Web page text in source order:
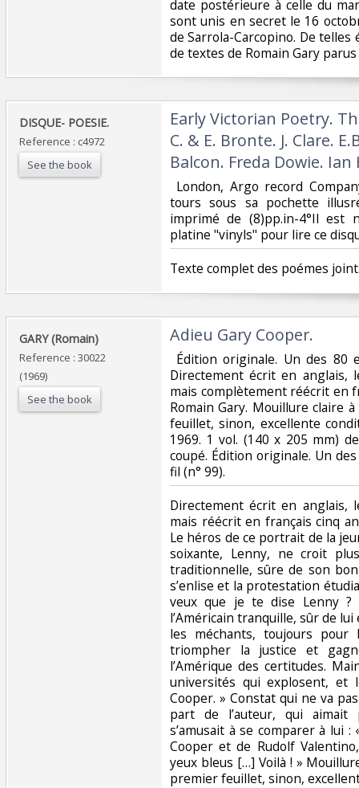
date postérieure à celle du
sont unis en secret le 16
de Sarrola-Carcopino. De
de textes de Romain Gary
‎DISQUE- POESIE.‎
Reference : c4972
See the book
‎Early Victorian Poetry.
C. & E. Bronte. J. Clare.
Balcon. Freda Dowie.
London, Argo record
tours sous sa pochette
imprimé de (8)pp.in-4°Il est
platine "vinyls" pour lire ce
‎Texte complet des poémes
‎GARY (Romain)‎
Reference : 30022
(1969)
See the book
‎Adieu Gary Cooper.‎
Édition originale. Un des
Directement écrit en anglais,
mais complètement réécrit en
Romain Gary. Mouillure claire
feuillet, sinon, excellente
1969. 1 vol. (140 x 205 mm)
coupé. Édition originale. Un
fil (n° 99). ‎
‎Directement écrit en anglais,
mais réécrit en français cinq
Le héros de ce portrait de la
soixante, Lenny, ne croit
traditionnelle, sûre de son
s’enlise et la protestation
veux que je te dise Lenny ?
l’Américain tranquille, sûr de
les méchants, toujours
triompher la justice et
l’Amérique des certitudes.
universités qui explosent, et
Cooper. » Constat qui ne va
part de l’auteur, qui aimait
s’amusait à se comparer à lui
Cooper et de Rudolf
yeux bleus […] Voilà ! »
premier feuillet, sinon,